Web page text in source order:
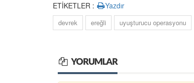
ETİKETLER : Yazdır
devrek ereğli uyuşturucu operasyonu
YORUMLAR